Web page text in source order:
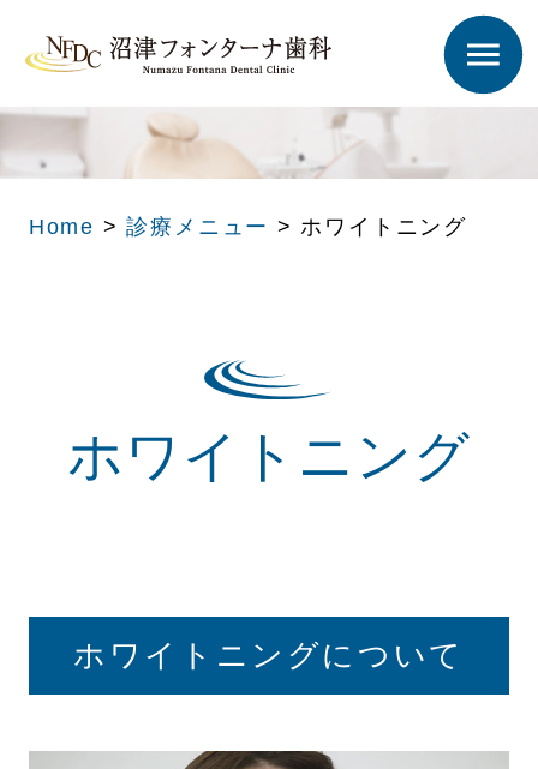
Home >診療メニュー > ホワイトニング
ホワイトニング
ホワイトニングについて